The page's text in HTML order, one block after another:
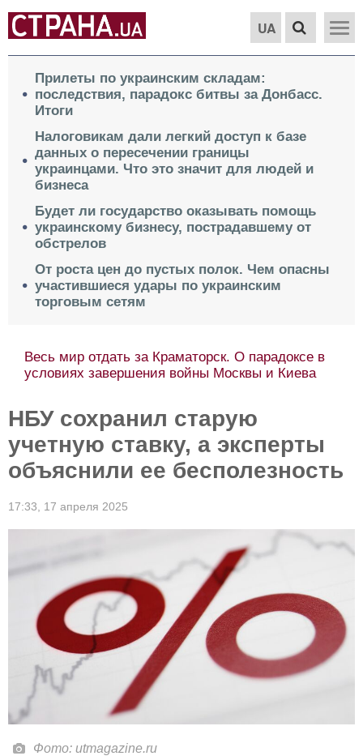
UA
Прилеты по украинским складам:
последствия, парадокс битвы за Донбасс.
Итоги
Налоговикам дали легкий доступ к базе
данных о пересечении границы
украинцами. Что это значит для людей и
бизнеса
Будет ли государство оказывать помощь
украинскому бизнесу, пострадавшему от
обстрелов
От роста цен до пустых полок. Чем опасны
участившиеся удары по украинским
торговым сетям
Весь мир отдать за Краматорск. О парадоксе в
условиях завершения войны Москвы и Киева
НБУ сохранил старую
учетную ставку, а эксперты
объяснили ее бесполезность
17:33, 17 апреля 2025
Фото: utmagazine.ru